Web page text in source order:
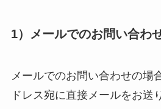
1）メールでのお問い合わ
メールでのお問い合わせの場
ドレス宛に直接メールをお送